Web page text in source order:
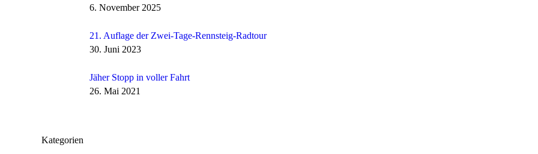
6. November 2025
21. Auflage der Zwei-Tage-Rennsteig-Radtour
30. Juni 2023
Jäher Stopp in voller Fahrt
26. Mai 2021
Kategorien